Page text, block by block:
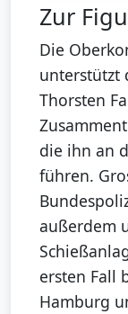
Zur
Die
unterstützt
Thorsten
die ihn an
führen.
außerdem
ersten Fall
Hamburg